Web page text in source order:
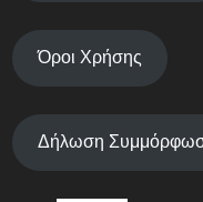
Όροι Χρήσης
Δήλωση